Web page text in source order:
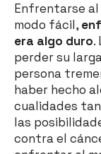
Enfrentarse
modo fácil,
era algo duro.
perder su
persona
haber hecho
cualidades
las
contra el